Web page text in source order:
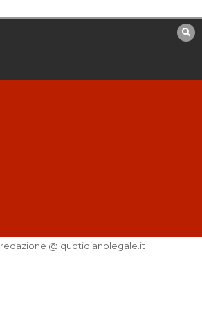
redazione @ quotidianolegale.it